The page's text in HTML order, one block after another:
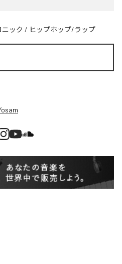
ック / ヒップホップ/ラップ